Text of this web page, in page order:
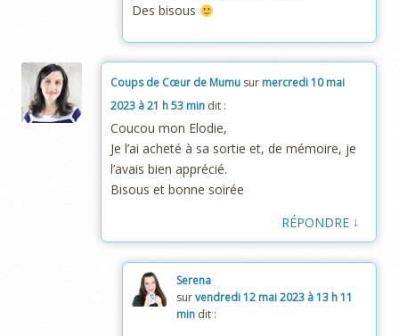
Des bisous
Coups de Cœur de Mumu sur mercredi 10 mai
2023 à 21 h 53 min dit :
Coucou mon Elodie,
Je l’ai acheté à sa sortie et, de mémoire, je
l’avais bien apprécié.
Bisous et bonne soirée
RÉPONDRE ↓
Serena
survendredi 12 mai 2023 à 13 h 11
min dit :